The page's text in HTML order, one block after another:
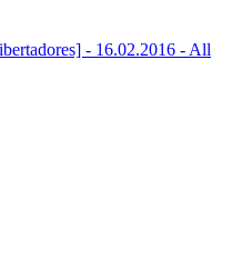
- 16.02.2016 - All